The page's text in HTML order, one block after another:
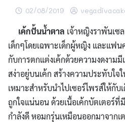
02/08/2019
เค้กปั้นน้ำตาล เจ้าหญิงราพันเซ
เด็กๆโดยเฉพาะเด็กผู้หญิง และแฟ
กับการตกแต่งเค้กด้วยความงดงาม
สง่าอยู่บนเค้ก สร้างความประทับใจ
เหมาะสำหรับนำไปเซอร์ไพรส์ให้กั
ถูกใจแน่นอน ด้วยเนื้อเค้กบัตเตอร์
กำลังดี หอมกรุ่นเหมือนออกมาจากเ